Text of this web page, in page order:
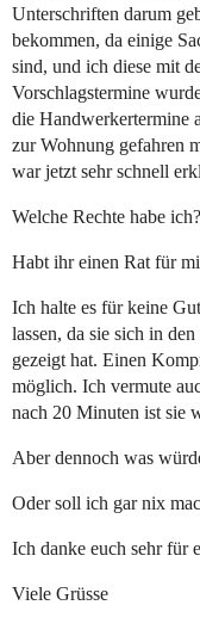
Unterschriften darum
bekommen, da einige
sind, und ich diese mit
Vorschlagstermine
die Handwerkertermine
zur Wohnung gefahren
war jetzt sehr schnell
Welche Rechte habe ich?
Habt ihr einen Rat für
Ich halte es für keine
lassen, da sie sich in
gezeigt hat. Einen
möglich. Ich vermute
nach 20 Minuten ist sie
Aber dennoch was
Oder soll ich gar nix
Ich danke euch sehr für
Viele Grüsse